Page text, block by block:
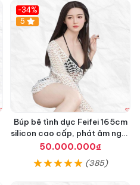
-34%
5
Búp bê tình dục Feifei 165cm
silicon cao cấp, phát âm ngọt
ngào, chân thực
50.000.000₫
(385)